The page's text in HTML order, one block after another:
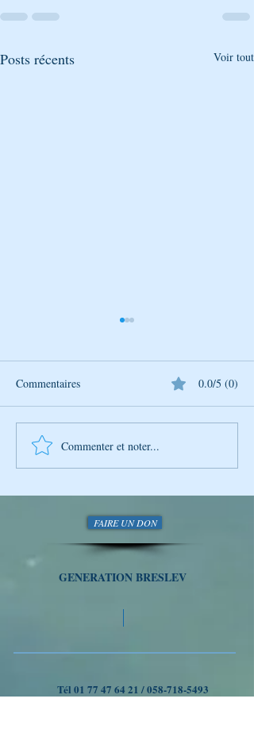
Posts récents Voir tout
Conseils - Rabbi Nahman de
Breslev Et si vous les
Commentaires 0.0/5 (0)
Commenter et noter...
FAIRE UN DON
GENERATION BRESLEV
Tél 01 77 47 64 21 /058-718-5493